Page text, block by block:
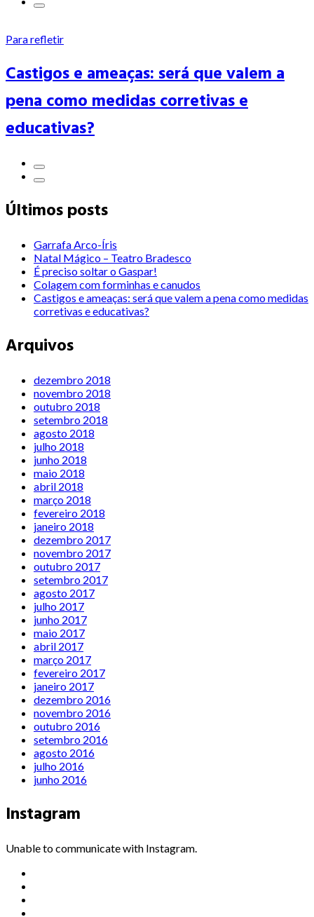
Para refletir
Castigos e ameaças: será que valem a
pena como medidas corretivas e
educativas?
Últimos posts
Garrafa Arco-Íris
Natal Mágico – Teatro Bradesco
É preciso soltar o Gaspar!
Colagem com forminhas e canudos
Castigos e ameaças: será que valem a pena como medidas
corretivas e educativas?
Arquivos
dezembro 2018
novembro 2018
outubro 2018
setembro 2018
agosto 2018
julho 2018
junho 2018
maio 2018
abril 2018
março 2018
fevereiro 2018
janeiro 2018
dezembro 2017
novembro 2017
outubro 2017
setembro 2017
agosto 2017
julho 2017
junho 2017
maio 2017
abril 2017
março 2017
fevereiro 2017
janeiro 2017
dezembro 2016
novembro 2016
outubro 2016
setembro 2016
agosto 2016
julho 2016
junho 2016
Instagram
Unable to communicate with Instagram.